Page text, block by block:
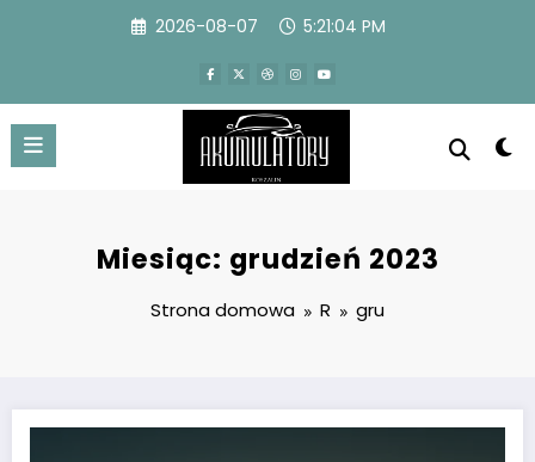
2026-08-07 5:21:05 PM
Miesiąc: grudzień 2023
Strona domowa R gru